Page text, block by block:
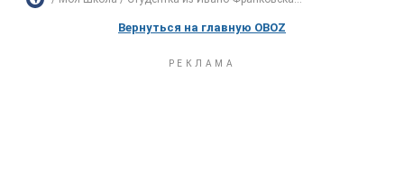
Вернуться на главную OBOZ